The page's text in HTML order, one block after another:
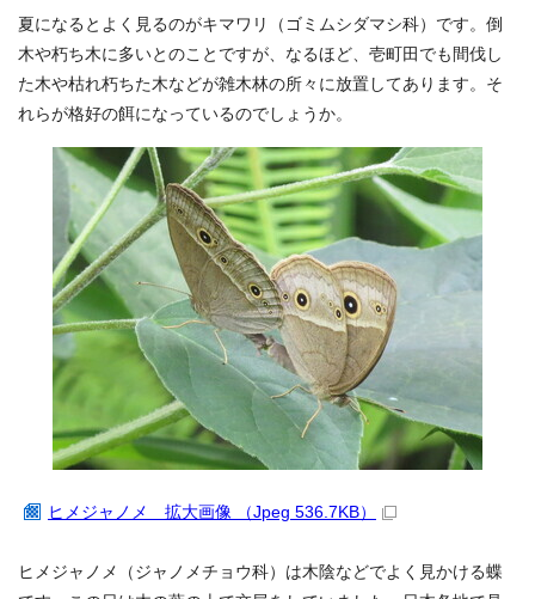
夏になるとよく見るのがキマワリ（ゴミムシダマシ科）です。倒
木や朽ち木に多いとのことですが、なるほど、壱町田でも間伐し
た木や枯れ朽ちた木などが雑木林の所々に放置してあります。そ
れらが格好の餌になっているのでしょうか。
ヒメジャノメ 拡大画像 （Jpeg 536.7KB）
ヒメジャノメ（ジャノメチョウ科）は木陰などでよく見かける蝶